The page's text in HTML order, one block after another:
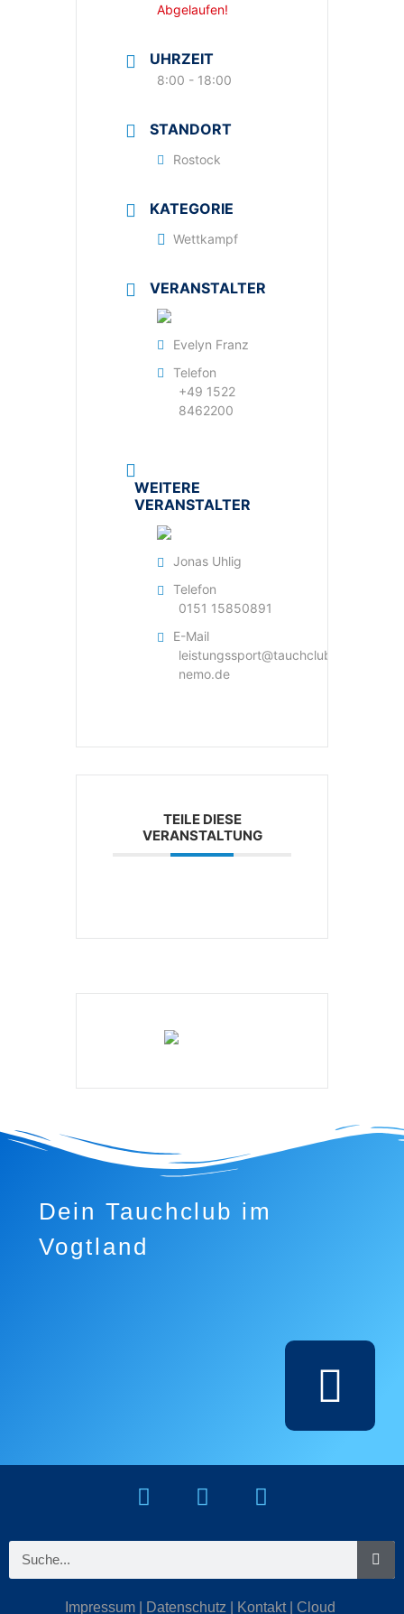
Abgelaufen!
UHRZEIT
8:00 - 18:00
STANDORT
Rostock
KATEGORIE
Wettkampf
VERANSTALTER
Evelyn Franz
Telefon
+49 1522
8462200
WEITERE
VERANSTALTER
Jonas Uhlig
Telefon
0151 15850891
E-Mail
leistungssport@tauchclub-
nemo.de
TEILE DIESE
VERANSTALTUNG
Dein Tauchclub im
Vogtland
Impressum Datenschutz Kontakt| Cloud